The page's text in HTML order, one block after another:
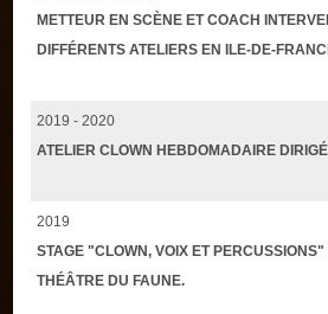
METTEUR EN SCÈNE ET COACH
DIFFÉRENTS ATELIERS EN ILE-DE-
2019 - 2020
ATELIER CLOWN HEBDOMADAIRE
2019
STAGE "CLOWN, VOIX ET
THÉÂTRE DU FAUNE.